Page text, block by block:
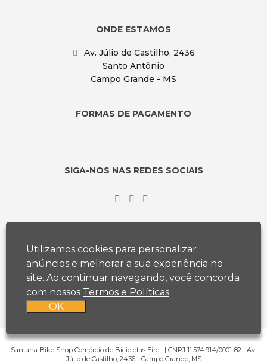
ONDE ESTAMOS
Av. Júlio de Castilho, 2436
Santo Antônio
Campo Grande - MS
FORMAS DE PAGAMENTO
SIGA-NOS NAS REDES SOCIAIS
Santana Bike Shop Comércio de Bicicletas Eireli | CNPJ 11.574.914/0001-82 | Av.
Júlio de Castilho, 2436 - Campo Grande, MS
Utilizamos cookies para personalizar
anúncios e melhorar a sua experiência no
site. Ao continuar navegando, você concorda
com nossos Termos e Políticas.
OK